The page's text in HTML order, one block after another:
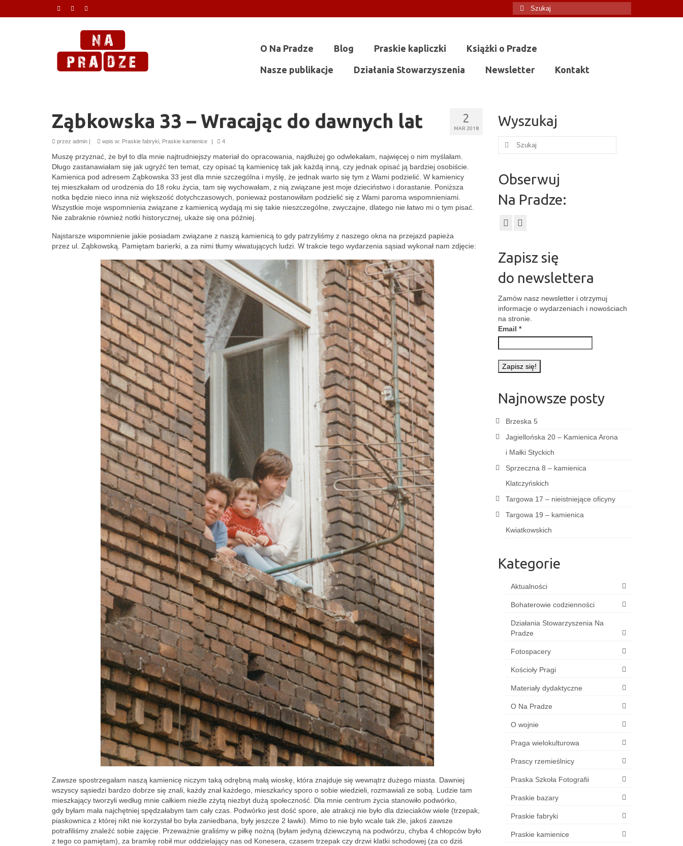
Szuklaj
w:
O Na Pradze Blog Praskie kapliczki Książki o Pradze
Nasze publikacje Działania Stowarzyszenia Newsletter Kontakt
2
MAR 2018
Ząbkowska 33 – Wracając do dawnych lat
przez admin | wpis w: Praskie fabryki Praskie kamienice | 4
Muszę przyznać, że był to dla mnie najtrudniejszy materiał do opracowania, najdłużej go odwlekałam, najwięcej o nim myślałam.
Długo zastanawiałam się jak ugryźć ten temat, czy opisać tą kamienicę tak jak każdą inną, czy jednak opisać ją bardziej osobiście.
Kamienica pod adresem Ząbkowska 33 jest dla mnie szczególna i myślę, że jednak warto się tym z Wami podzielić. W kamienicy
tej mieszkałam od urodzenia do 18 roku życia, tam się wychowałam, z nią związane jest moje dzieciństwo i dorastanie. Poniższa
notka będzie nieco inna niż większość dotychczasowych, ponieważ postanowiłam podzielić się z Wami paroma wspomnieniami.
Wszystkie moje wspomnienia związane z kamienicą wydają mi się takie nieszczególne, zwyczajne, dlatego nie łatwo mi o tym pisać.
Nie zabraknie również notki historycznej, ukaże się ona później.
Najstarsze wspomnienie jakie posiadam związane z naszą kamienicą to gdy patrzyliśmy z naszego okna na przejazd papieża
przez ul. Ząbkowską. Pamiętam barierki, a za nimi tłumy wiwatujących ludzi. W trakcie tego wydarzenia sąsiad wykonał nam zdjęcie:
Zawsze spostrzegałam naszą kamienicę niczym taką odrębną małą wioskę, która znajduje się wewnątrz dużego miasta. Dawniej
wszyscy sąsiedzi bardzo dobrze się znali, każdy znał każdego, mieszkańcy sporo o sobie wiedzieli, rozmawiali ze sobą. Ludzie tam
mieszkający tworzyli według mnie całkiem nieźle zżytą niezbyt dużą społeczność. Dla mnie centrum życia stanowiło podwórko,
gdy byłam mała najchętniej spędzałabym tam cały czas. Podwórko jest dość spore, ale atrakcji nie było dla dzieciaków wiele (trzepak,
piaskownica z której nikt nie korzystał bo była zaniedbana, były jeszcze 2 ławki). Mimo to nie było wcale tak źle, jakoś zawsze
potrafiliśmy znaleźć sobie zajęcie. Przeważnie graliśmy w piłkę nożną (byłam jedyną dziewczyną na podwórzu, chyba 4 chłopców było
z tego co pamiętam), za bramkę robił mur oddzielający nas od Konesera, czasem trzepak czy drzwi klatki schodowej (za co dziś
Wyszukaj
Szuklaj
Obserwuj
Na Pradze:
Zapisz się
do newslettera
Zamów nasz newsletter i otrzymuj
informacje o wydarzeniach i nowościach
na stronie.
Email *
Najnowsze posty
Brzeska 5
Jagiellońska 20 – Kamienica Arona
i Małki Styckich
Sprzeczna 8 – kamienica
Klatczyńskich
Targowa 17 – nieistniejące oficyny
Targowa 19 – kamienica
Kwiatkowskich
Kategorie
Aktualności
Bohaterowie codzienności
Działania Stowarzyszenia Na
Pradze
Fotospacery
Kościoły Pragi
Materiały dydaktyczne
O Na Pradze
O wojnie
Praga wielokulturowa
Prascy rzemieślnicy
Praska Szkoła Fotografii
Praskie bazary
Praskie fabryki
Praskie kamienice